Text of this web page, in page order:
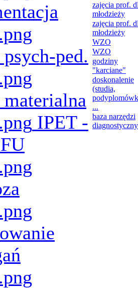
ped.
IPET -
zajęcia prof.
młodzieży
zajęcia prof.
młodzieży
WZO
WZO
godziny
"karciane"
doskonalenie
(studia,
...
baza narzędzi